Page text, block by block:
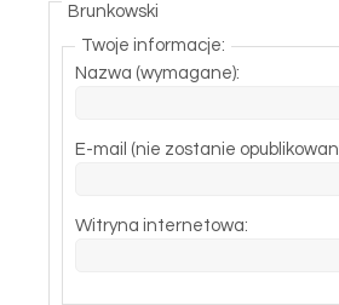
Brunkowski
Twoje informacje:
Nazwa (wymagane):
E-mail (nie zostanie
Witryna internetowa: